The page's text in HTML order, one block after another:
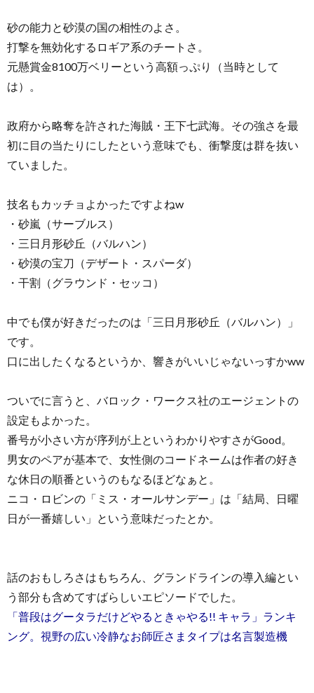
砂の能力と砂漠の国の相性のよさ。
打撃を無効化するロギア系のチートさ。
元懸賞金8100万ベリーという高額っぷり（当時として
は）。
政府から略奪を許された海賊・王下七武海。その強さを最
初に目の当たりにしたという意味でも、衝撃度は群を抜い
ていました。
技名もカッチョよかったですよねw
・砂嵐（サーブルス）
・三日月形砂丘（バルハン）
・砂漠の宝刀（デザート・スパーダ）
・干割（グラウンド・セッコ）
中でも僕が好きだったのは「三日月形砂丘（バルハン）」
です。
口に出したくなるというか、響きがいいじゃないっすかww
ついでに言うと、バロック・ワークス社のエージェントの
設定もよかった。
番号が小さい方が序列が上というわかりやすさがGood。
男女のペアが基本で、女性側のコードネームは作者の好き
な休日の順番というのもなるほどなぁと。
ニコ・ロビンの「ミス・オールサンデー」は「結局、日曜
日が一番嬉しい」という意味だったとか。
話のおもしろさはもちろん、グランドラインの導入編とい
う部分も含めてすばらしいエピソードでした。
「普段はグータラだけどやるときゃやる!! キャラ」ランキ
ング。視野の広い冷静なお師匠さまタイプは名言製造機